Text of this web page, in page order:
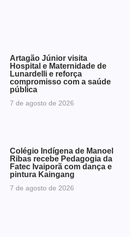
Artagão Júnior visita
Hospital e Maternidade de
Lunardelli e reforça
compromisso com a saúde
pública
7 de agosto de 2026
Colégio Indígena de Manoel
Ribas recebe Pedagogia da
Fatec Ivaiporã com dança e
pintura Kaingang
7 de agosto de 2026